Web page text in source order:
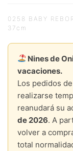
0258 BABY
37cm
Nines de
vacaciones.
Los pedidos
realizarse
reanudará su
de 2026. A
volver a
total